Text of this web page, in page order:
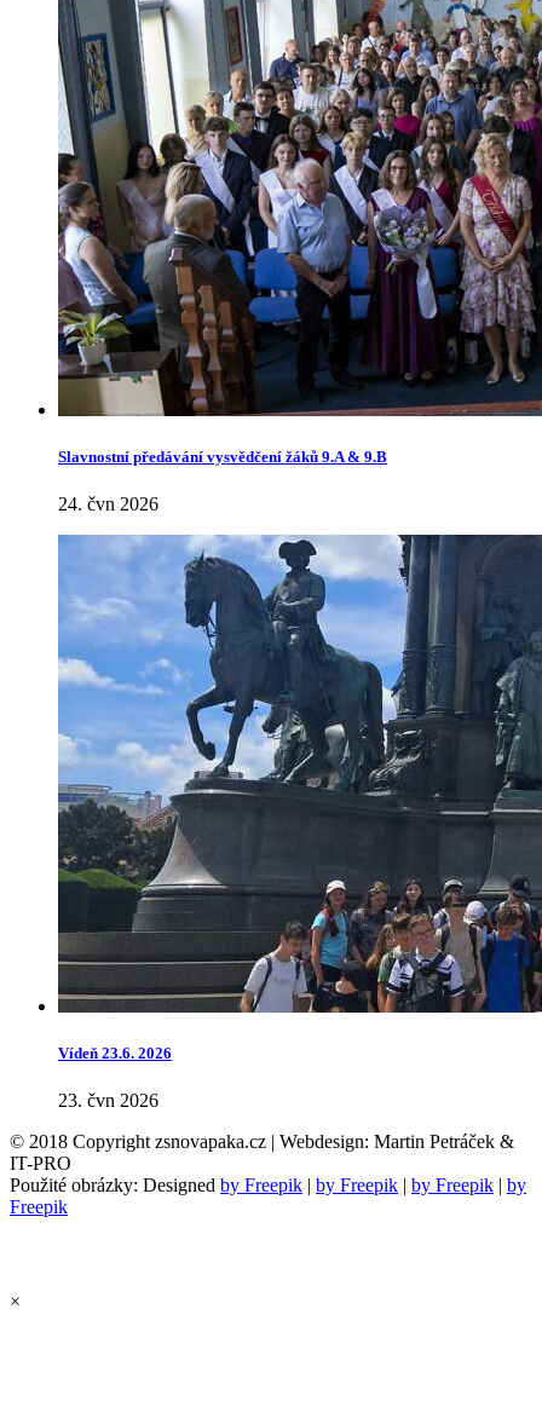
Slavnostní předávání vysvědčení žáků 9.A & 9.B
24. čvn 2026
Vídeň 23.6. 2026
23. čvn 2026
© 2018 Copyright zsnovapaka.cz | Webdesign: Martin Petráček &
IT-PRO
Použité obrázky: Designed by Freepik | by Freepik | by Freepik | by
Freepik
×